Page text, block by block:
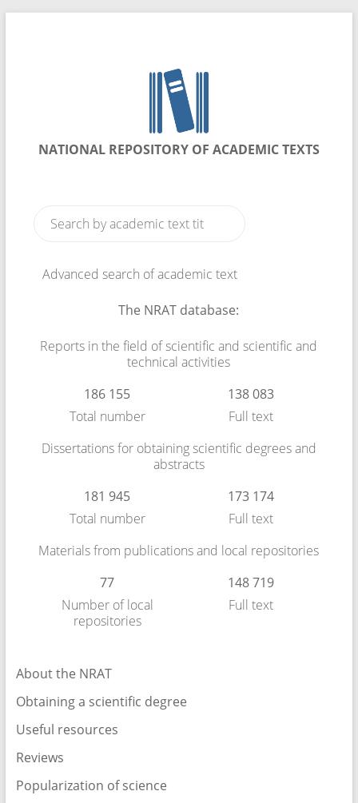
NATIONAL REPOSITORY OF ACADEMIC TEXTS
Advanced search of academic text
The NRAT database:
Reports in the field of scientific and scientific and
technical activities
186 155
Total number
138 083
Full text
Dissertations for obtaining scientific degrees and
abstracts
181 945
Total number
173 174
Full text
Materials from publications and local repositories
77
Number of local
repositories
148 719
Full text
About the NRAT
Obtaining a scientific degree
Useful resources
Reviews
Popularization of science